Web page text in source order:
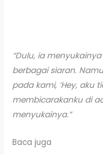
“Dulu, ia
berbagai siaran.
pada kami, ‘Hey, aku
membicarakanku di
menyukainya.”
Baca juga